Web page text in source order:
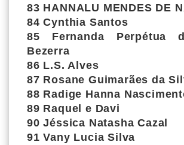
83 HANNALU MENDES DE
84 Cynthia Santos
85 Fernanda Perpétua
Bezerra
86 L.S. Alves
87 Rosane Guimarães da
88 Radige Hanna
89 Raquel e Davi
90 Jéssica Natasha Cazal
91 Vany Lucia Silva